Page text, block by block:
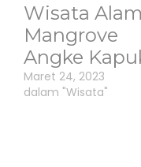
Wisata Alam
Mangrove
Angke
Maret 24, 2023
dalam "Wisata"